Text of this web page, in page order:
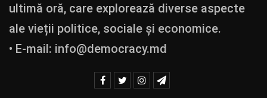
ultimă oră, care explorează diverse aspecte
ale vieții politice, sociale și economice.
• E-mail: info@democracy.md